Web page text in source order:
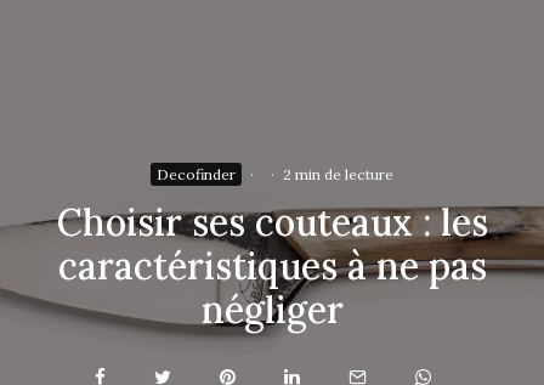
Decofinder · · 2 min de lecture
Choisir ses couteaux : les
caractéristiques à ne pas
négliger